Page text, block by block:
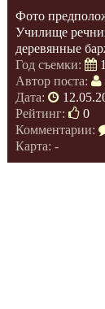
Фото
Училище
деревянные
Год съемки:
Автор поста:
Дата:
Рейтинг:
0
Комментарии:
Карта: -